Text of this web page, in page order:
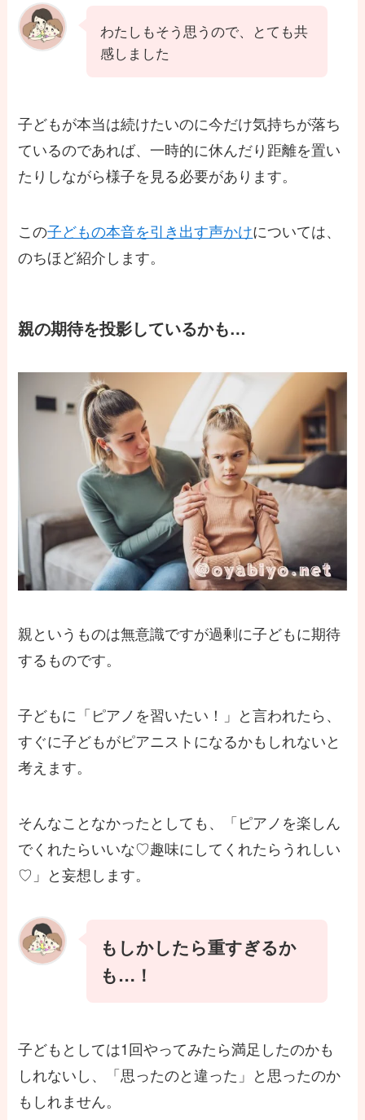
わたしもそう思うので、とても共
感しました
子どもが本当は続けたいのに今だけ気持ちが落ち
ているのであれば、一時的に休んだり距離を置い
たりしながら様子を見る必要があります。
この子どもの本音を引き出す声かけについては、
のちほど紹介します。
親の期待を投影しているかも…
親というものは無意識ですが過剰に子どもに期待
するものです。
子どもに「ピアノを習いたい！」と言われたら、
すぐに子どもがピアニストになるかもしれないと
考えます。
そんなことなかったとしても、「ピアノを楽しん
でくれたらいいな♡趣味にしてくれたらうれしい
♡」と妄想します。
もしかしたら重すぎるか
も…！
子どもとしては1回やってみたら満足したのかも
しれないし、「思ったのと違った」と思ったのか
もしれません。